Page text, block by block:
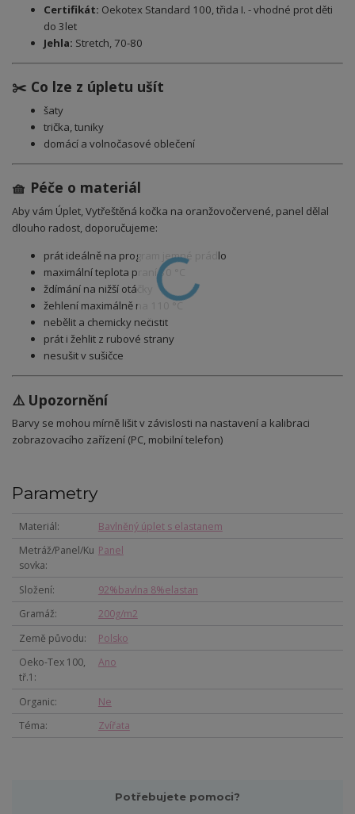
Certifikát: Oekotex Standard 100, třida I. - vhodné prot děti
do 3let
Jehla: Stretch, 70-80
✂️ Co lze z úpletu ušít
šaty
trička, tuniky
domácí a volnočasové oblečení
🧺 Péče o materiál
Aby vám Úplet, Vytřeštěná kočka na oranžovočervené, panel dělal
dlouho radost, doporučujeme:
prát ideálně na program jemné prádlo
maximální teplota praní 30 °C
ždímání na nižší otáčky
žehlení maximálně na 110 °C
nebělit a chemicky nečistit
prát i žehlit z rubové strany
nesušit v sušičce
⚠️ Upozornění
Barvy se mohou mírně lišit v závislosti na nastavení a kalibraci
zobrazovacího zařízení (PC, mobilní telefon)
Parametry
Materiál
Bavlněný úplet s elastanem
Metráž/Panel/Ku
sovka
Panel
Složení
92%bavlna 8%elastan
Gramáž
200g/m2
Země původu
Polsko
Oeko-Tex 100,
tř.1
Ano
Organic
Ne
Téma
Zvířata
Potřebujete pomoci?